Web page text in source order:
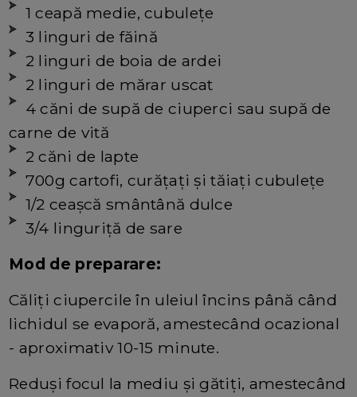
1 ceapă medie, cubulețe
3 linguri de făină
2 linguri de boia de ardei
2 linguri de mărar uscat
4 căni de supă de ciuperci sau supă de
carne de vită
2 căni de lapte
700g cartofi, curățați și tăiați cubulețe
1/2 ceașcă smântână dulce
3/4 linguriță de sare
Mod de preparare:
Căliți ciupercile în uleiul încins până când
lichidul se evaporă, amestecând ocazional
- aproximativ 10-15 minute.
Reduși focul la mediu și gătiți, amestecând